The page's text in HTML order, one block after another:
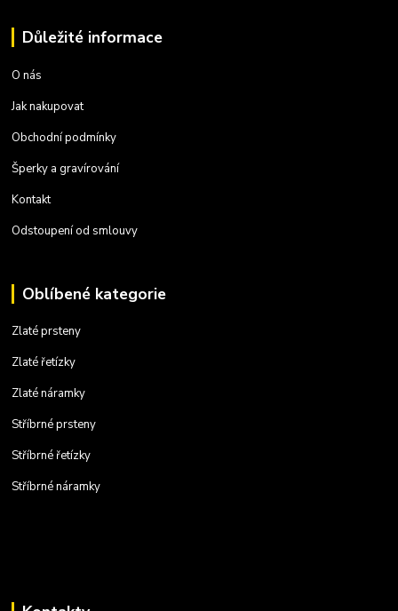
Důležité informace
O nás
Jak nakupovat
Obchodní podmínky
Šperky a gravírování
Kontakt
Odstoupení od smlouvy
Oblíbené kategorie
Zlaté prsteny
Zlaté řetízky
Zlaté náramky
Stříbrné prsteny
Stříbrné řetízky
Stříbrné náramky